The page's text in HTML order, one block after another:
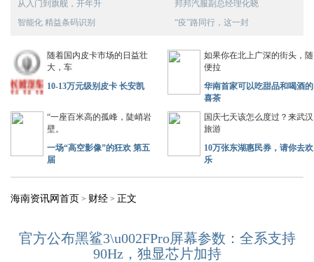
从入门到旗舰，开年升
智能化 精益条码识别
邦邦汽服副总经理化晓
“疫”路同行，这一封
随着国内皮卡市场的日益壮
大，车
10-13万元级别皮卡 长安凯
如果你在北上广深的街头，随
便拉
华南首家可以吃甜品和喝酒的
喜茶
“一座百米高的孤峰，陡峭岩
壁。
一场“高空影像”的狂欢 第五
届
国庆七天该怎么度过？来武汉
旅游
10万张东湖惠民券，请你去欢
乐
海南资讯网首页 > 财经 > 正文
官方公布黑鲨3\u002FPro屏幕参数：全系支持
90Hz，独显芯片加持